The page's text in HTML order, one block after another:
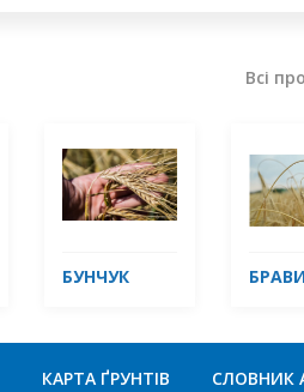
БУНЧУК
Всі
КАРТА ҐРУНТІВ СЛОВНИК